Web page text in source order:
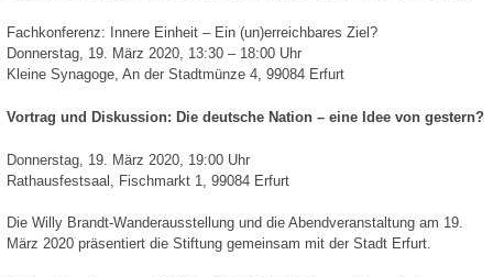
Fachkonferenz: Innere Einheit – Ein (un)erreichbares Ziel?
Donnerstag, 19. März 2020, 13:30 – 18:00 Uhr
Kleine Synagoge, An der Stadtmünze 4, 99084 Erfurt
Vortrag und Diskussion: Die deutsche Nation – eine Idee von gestern?
Donnerstag, 19. März 2020, 19:00 Uhr
Rathausfestsaal, Fischmarkt 1, 99084 Erfurt
Die Willy Brandt-Wanderausstellung und die Abendveranstaltung am 19.
März 2020 präsentiert die Stiftung gemeinsam mit der Stadt Erfurt.